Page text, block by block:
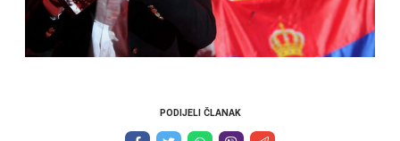
PODIJELI ČLANAK